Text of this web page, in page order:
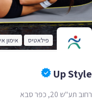
פילאטיס אימון אישי
Up
20, כפר סבא